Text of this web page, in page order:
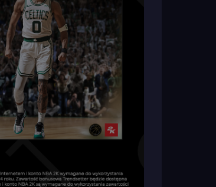
in your wish list.
Zaloguj się